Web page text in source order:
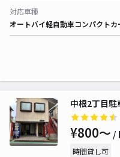
対応車種
オートバイ軽自動車コンパクトカ
中根2丁目駐
¥800〜 /
時間貸し可